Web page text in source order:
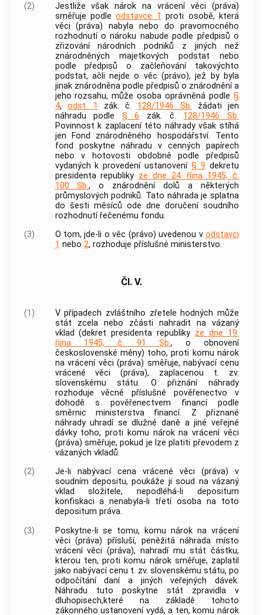
(2)
Jestliže však nárok na vrácení věci (práva)
směřuje podleodstavce 1 proti osobě, která
věci (práva) nabyla nebo do pravomocného
rozhodnutí o nároku nabude podle předpisů o
zřizování národních podniků z jiných než
znárodněných majetkových podstat nebo
podle předpisů o začleňování takovýchto
podstat, ačli nejde o věc (právo), jež by byla
jinak znárodněna podle předpisů o znárodnění a
jeho rozsahu, může osoba oprávněná podle §
4, odst. 1 zák. č. 128/1946 Sb. žádati jen
náhradu podle § 6 zák. č. 128/1946 Sb.
Povinnost k zaplacení této náhrady však stíhá
jen Fond znárodněného hospodářství. Tento
fond poskytne náhradu v cenných papírech
nebo v hotovosti obdobně podle předpisů
vydaných k provedení ustanovení§ 9 dekretu
presidenta republiky ze dne 24. října 1945, č.
100 Sb., o znárodnění dolů a některých
průmyslových podniků. Tato náhrada je splatna
do šesti měsíců ode dne doručení soudního
rozhodnutí řečenému fondu.
(3)
O tom, jde-li o věc (právo) uvedenou v odstavci
1 nebo 2, rozhoduje příslušné ministerstvo.
Čl. V.
(1)
V případech zvláštního zřetele hodných může
stát zcela nebo zčásti nahradit na vázaný
vklad (dekret presidenta republiky ze dne 19.
října 1945, č. 91 Sb., o obnovení
československé měny) toho, proti komu nárok
na vrácení věci (práva) směřuje, nabývací cenu
vrácené věci (práva), zaplacenou t. zv.
slovenskému státu. O přiznání náhrady
rozhoduje věcně příslušné pověřenectvo v
dohodě s pověřenectvem financí podle
směrnic ministerstva financí. Z přiznané
náhrady uhradí se dlužné daně a jiné veřejné
dávky toho, proti komu nárok na vrácení věci
(práva) směřuje, pokud je lze platiti převodem z
vázaných vkladů.
(2)
Je-li nabývací cena vrácené věci (práva) v
soudním depositu, poukáže ji soud na vázaný
vklad složitele, nepodléhá-li depositum
konfiskaci a nenabyla-li třetí osoba na toto
depositum práva.
(3)
Poskytne-li se tomu, komu nárok na vrácení
věci (práva) přísluší, peněžitá náhrada místo
vrácení věci (práva), nahradí mu stát částku,
kterou ten, proti komu nárok směřuje, zaplatil
jako nabývací cenu t. zv. slovenskému státu, po
odpočítání daní a jiných veřejných dávek.
Náhradu tuto poskytne stát zpravidla v
dluhopisech,které na základě tohoto
zákonného ustanovení vydá, a ten, komu nárok